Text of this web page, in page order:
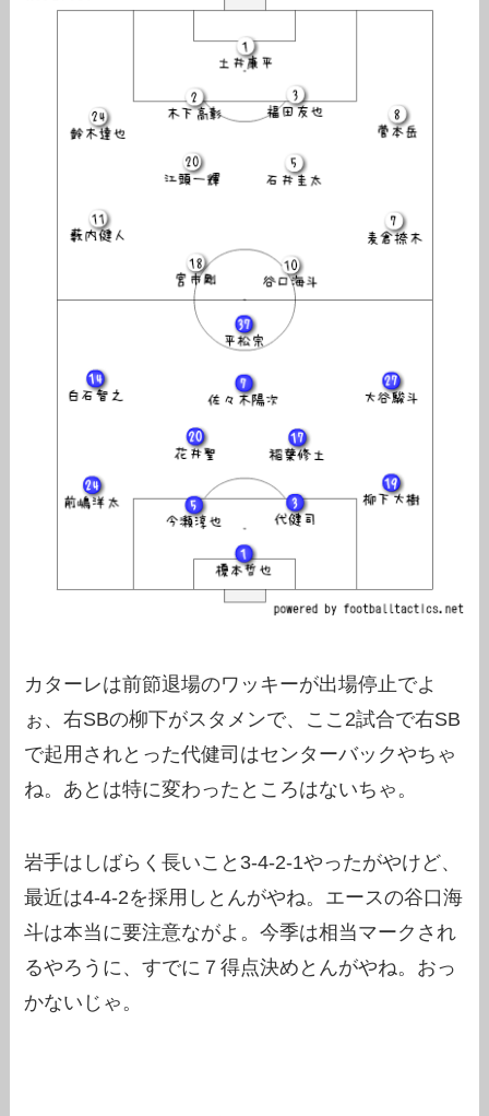
カターレは前節退場のワッキーが出場停止でよ
ぉ、右SBの柳下がスタメンで、ここ2試合で右SB
で起用されとった代健司はセンターバックやちゃ
ね。あとは特に変わったところはないちゃ。
岩手はしばらく長いこと3-4-2-1やったがやけど、
最近は4-4-2を採用しとんがやね。エースの谷口海
斗は本当に要注意ながよ。今季は相当マークされ
るやろうに、すでに７得点決めとんがやね。おっ
かないじゃ。